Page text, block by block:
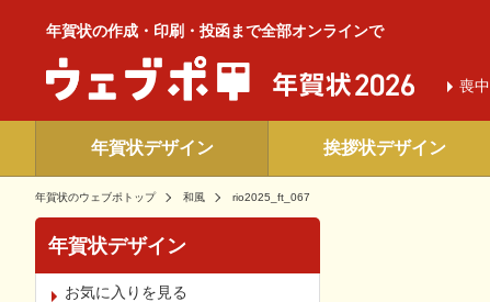
年賀状の作成・印刷・投函まで全部オンラインで
喪中
年賀状デザイン 挨拶状デザイン
年賀状のウェブポトップ 和風 rio2025_ft_067
年賀状デザイン
お気に入りを見る